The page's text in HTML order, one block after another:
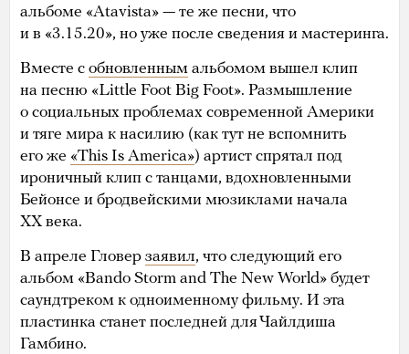
альбоме «Atavista» — те же песни, что
и в «3.15.20», но уже после сведения и мастеринга.
Вместе с обновленным альбомом вышел клип
на песню «Little Foot Big Foot». Размышление
о социальных проблемах современной Америки
и тяге мира к насилию (как тут не вспомнить
его же «This Is America») артист спрятал под
ироничный клип с танцами, вдохновленными
Бейонсе и бродвейскими мюзиклами начала
XX века.
В апреле Гловер заявил, что следующий его
альбом «Bando Storm and The New World» будет
саундтреком к одноименному фильму. И эта
пластинка станет последней для Чайлдиша
Гамбино.